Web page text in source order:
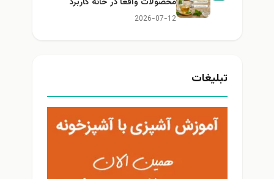
محصولات واقعا در خانه کاربرد
دارند؟
2026-07-12
تبلیغات